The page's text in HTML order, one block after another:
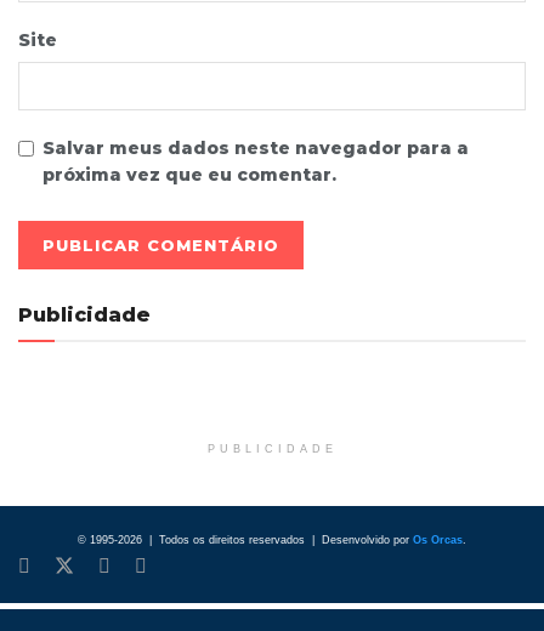
Site
Salvar meus dados neste navegador para a
próxima vez que eu comentar.
Publicidade
PUBLICIDADE
© 1995-2026 | Todos os direitos reservados | Desenvolvido por Os Orcas